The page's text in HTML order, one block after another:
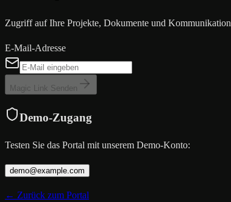
Zugriff auf Ihre Projekte, Dokumente und Kommunikation
E-Mail-Adresse
Magic Link Senden
Demo-Zugang
Testen Sie das Portal mit unserem Demo-Konto:
demo@example.com
← Zurück zum Portal